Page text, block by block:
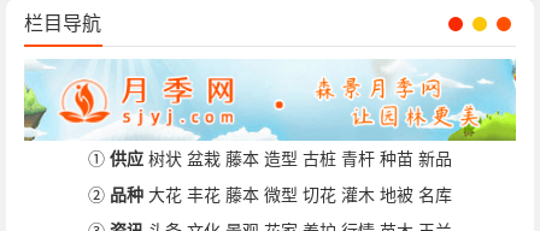
栏目导航
① 供应 树状 盆栽 藤本 造型 古桩 青杆 种苗 新品
② 品种 大花 丰花 藤本 微型 切花 灌木 地被 名库